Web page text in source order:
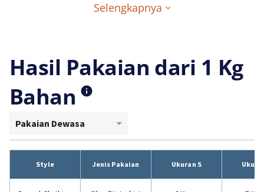
Selengkapnya
Hasil Pakaian dari 1 Kg
Bahan
Pakaian Dewasa
Style Jenis Pakaian Ukuran S